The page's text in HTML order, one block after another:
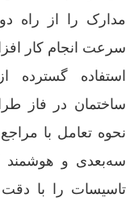
مدارک را از راه
سرعت انجام کار
استفاده
ساختمان در فاز
نحوه تعامل با
سه‌بعدی و هوشمند
تاسیسات را با دقت